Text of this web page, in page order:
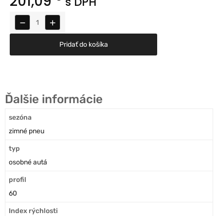
− +
Pridať do košíka
Ďalšie informácie
sezóna
zimné pneu
typ
osobné autá
profil
60
Index rýchlosti